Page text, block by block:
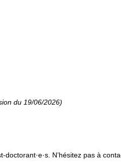
du 19/06/2026)
N’hésitez pas à